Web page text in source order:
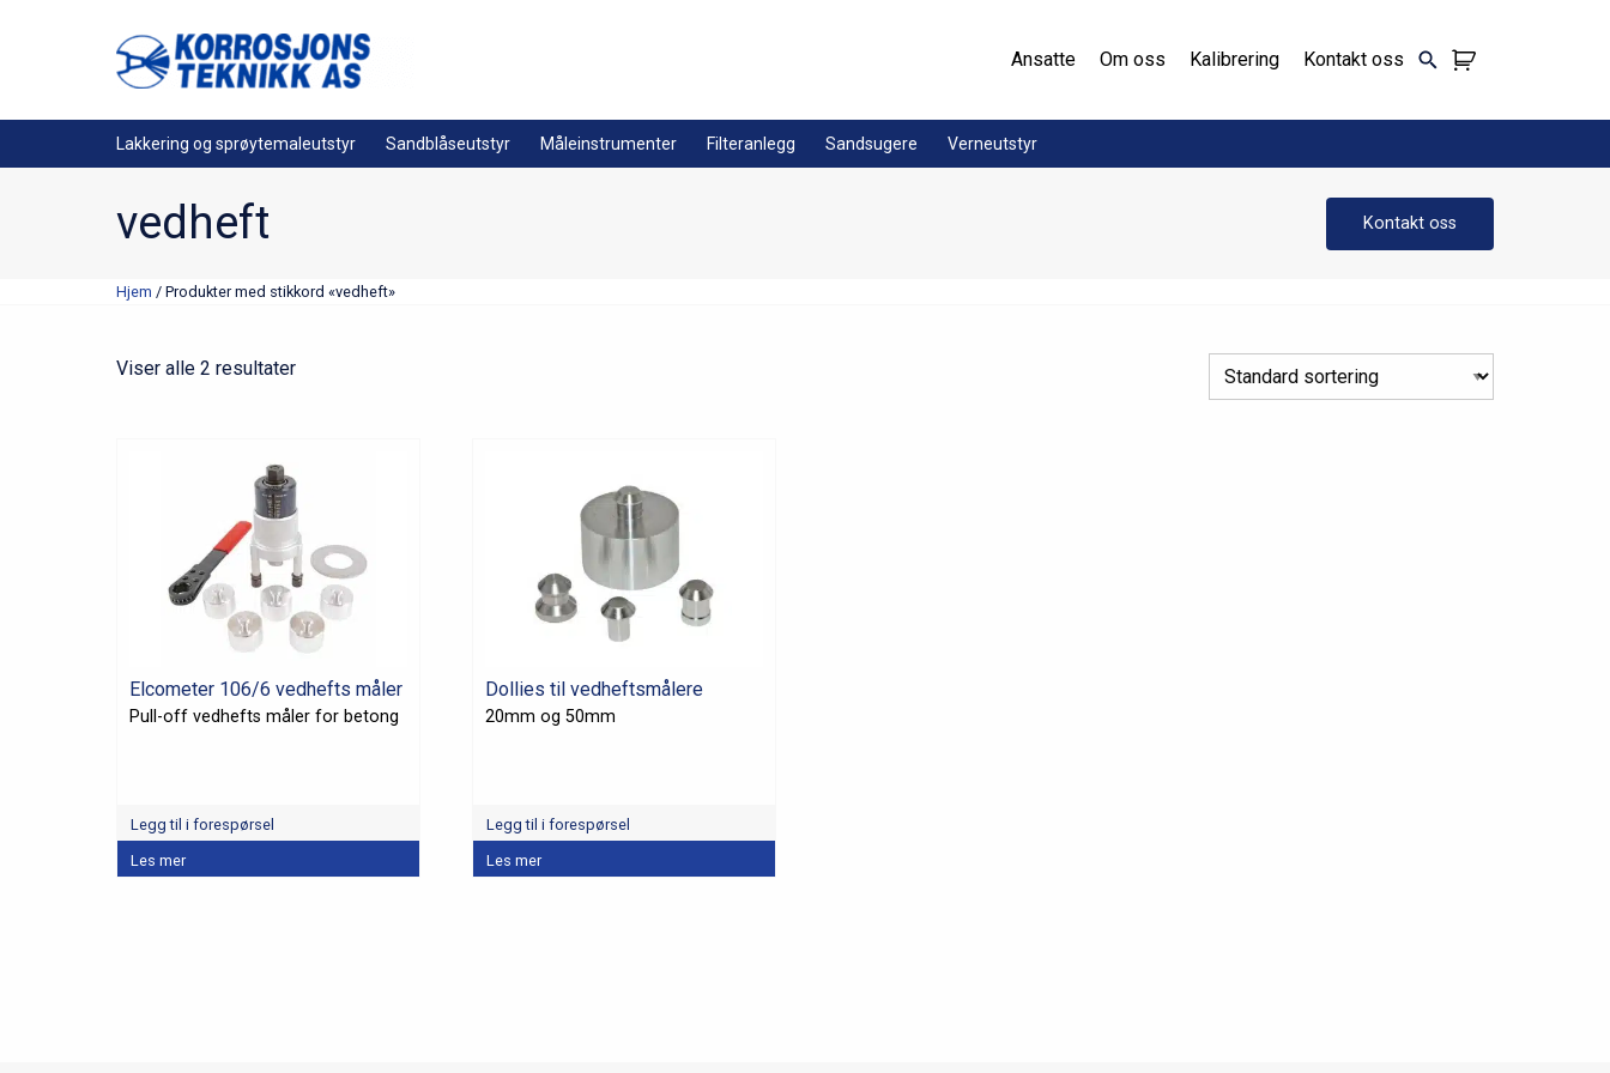
Ansatte Om oss Kalibrering Kontakt oss
Lakkering og sprøytemaleutstyr Sandblåseutstyr Måleinstrumenter Filteranlegg Sandsugere Verneutstyr
vedheft Kontakt oss
Hjem / Produkter med stikkord «vedheft»
Viser alle 2 resultater
Elcometer 106/6 vedhefts måler
Pull-off vedhefts måler for betong
Legg til i forespørsel
Les mer
Dollies til vedheftsmålere
20mm og 50mm
Legg til i forespørsel
Dette
produktet
Les mer